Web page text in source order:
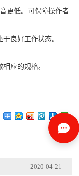
更低。可保障操作者
良好工作状态。
应的规格。
2020-04-21